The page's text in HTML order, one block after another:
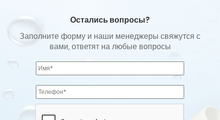
Остались вопросы?
Заполните форму и наши менеджеры свяжутся с
вами, ответят на любые вопросы